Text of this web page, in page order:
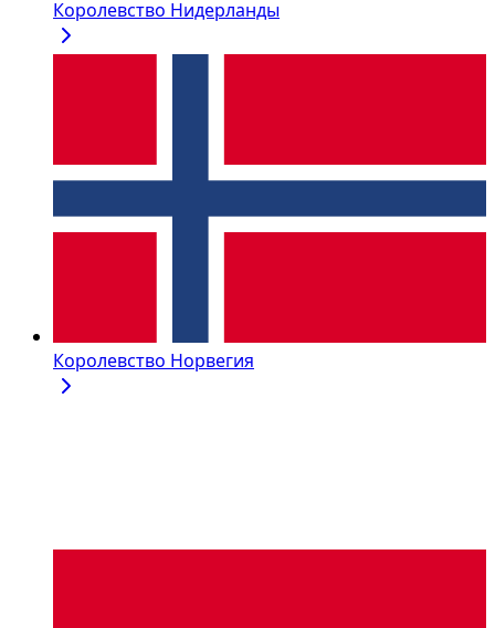
Королевство Нидерланды
Королевство Норвегия